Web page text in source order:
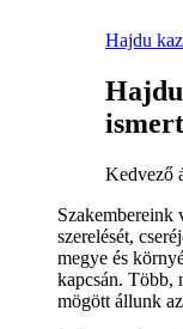
Hajdu
Kedvező
Szakembereink
szerelését,
megye és
kapcsán. Több,
mögött állunk